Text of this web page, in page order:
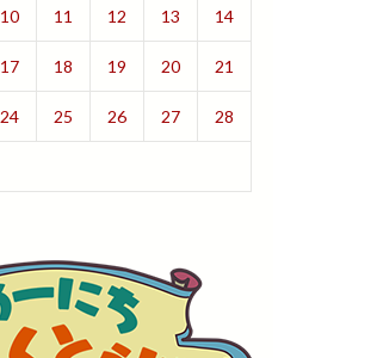
10 11 12 13 14
17 18 19 20 21
24 25 26 27 28